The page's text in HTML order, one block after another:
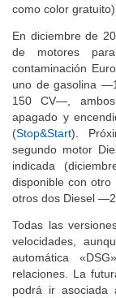
como color
En diciembre de
de motores
contaminación
uno de gasolina
150 CV—,
apagado y
(Stop&Start).
segundo motor
indicada
disponible con
otros dos Diesel
Todas las
velocidades,
automática
relaciones. La
podrá ir asociada